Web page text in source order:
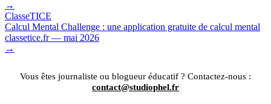
→
ClasseTICE
Calcul Mental Challenge : une application gratuite de calcul mental
classetice.fr — mai 2026
→
Vous êtes journaliste ou blogueur éducatif ? Contactez-nous :
contact@studiophel.fr